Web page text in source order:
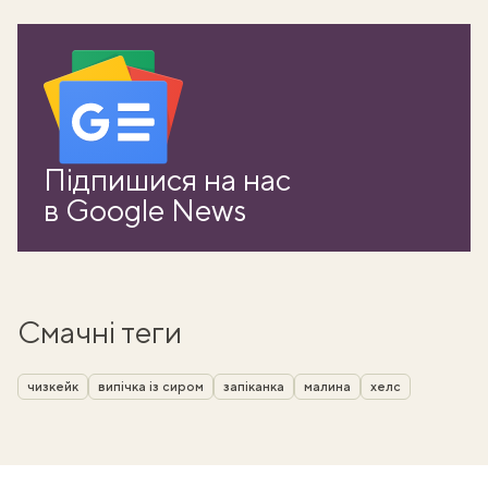
Підпишися на нас
в Google News
Смачні теги
чизкейк випічка із сиром запіканка малина хелс